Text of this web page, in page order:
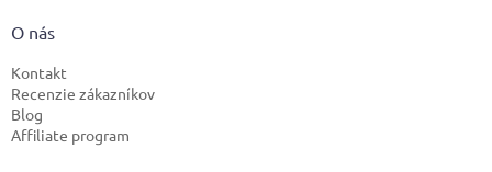
O nás
Kontakt
Recenzie zákazníkov
Blog
Affiliate program